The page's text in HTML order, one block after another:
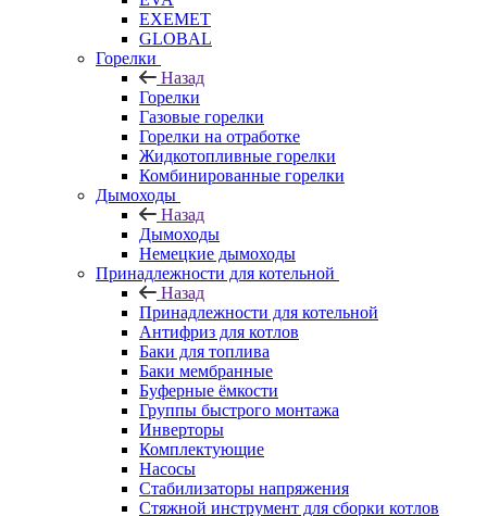
EXEMET
GLOBAL
Горелки
Назад
Горелки
Газовые горелки
Горелки на отработке
Жидкотопливные горелки
Комбинированные горелки
Дымоходы
Назад
Дымоходы
Немецкие дымоходы
Принадлежности для котельной
Назад
Принадлежности для котельной
Антифриз для котлов
Баки для топлива
Баки мембранные
Буферные ёмкости
Группы быстрого монтажа
Инверторы
Комплектующие
Насосы
Стабилизаторы напряжения
Стяжной инструмент для сборки котлов